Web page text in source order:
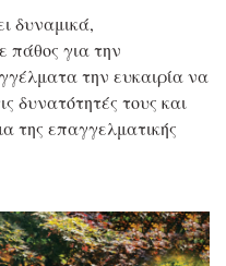
δυναμικά,
πάθος για την
την ευκαιρία να
δυνατότητές τους και
της επαγγελματικής